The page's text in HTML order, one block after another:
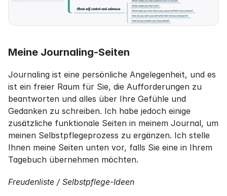
Meine Journaling-Seiten
Journaling ist eine persönliche Angelegenheit, und es
ist ein freier Raum für Sie, die Aufforderungen zu
beantworten und alles über Ihre Gefühle und
Gedanken zu schreiben. Ich habe jedoch einige
zusätzliche funktionale Seiten in meinem Journal, um
meinen Selbstpflegeprozess zu ergänzen. Ich stelle
Ihnen meine Seiten unten vor, falls Sie eine in Ihrem
Tagebuch übernehmen möchten.
Freudenliste / Selbstpflege-Ideen